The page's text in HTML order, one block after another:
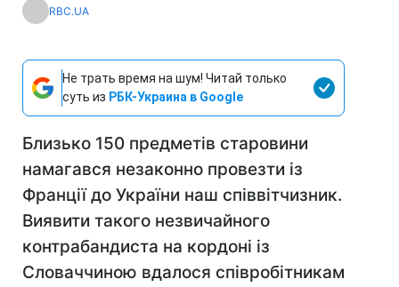
RBC.UA
Не трать время на шум! Читай только
суть из РБК-Украина в Google
Близько 150 предметів старовини
намагався незаконно провезти iз
Франції до України наш співвітчизник.
Виявити такого незвичайного
контрабандиста на кордоні iз
Словаччиною вдалося співробітникам